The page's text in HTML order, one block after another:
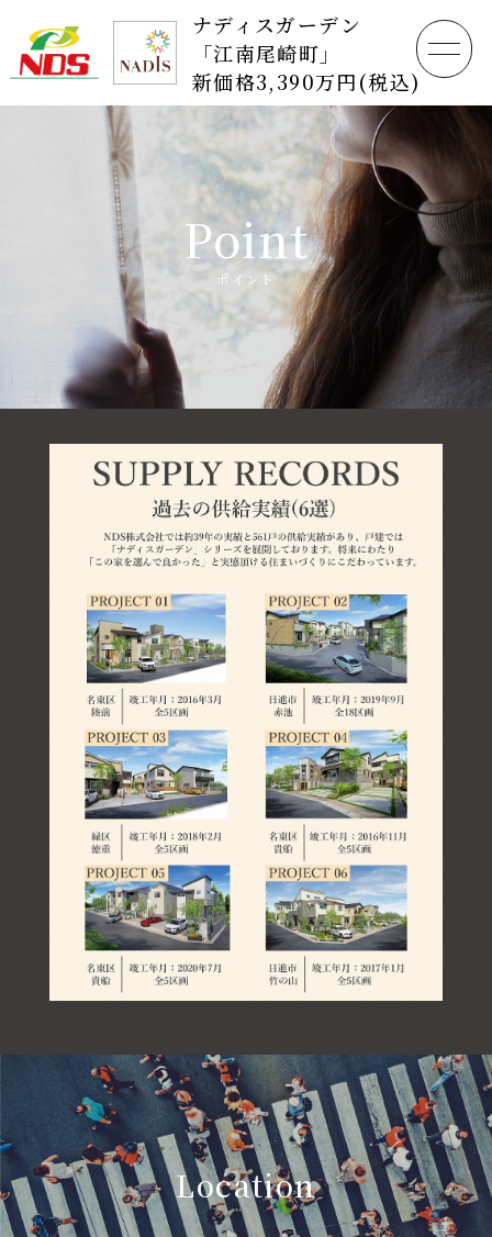
ナディスガーデン
「江南尾崎町」
新価格3,390万円(税込)
TOP
POINT
INFORMATION
LOCATION
PLAN
OUTLINE
資料請求 来場予約
Point
ポイント
Location